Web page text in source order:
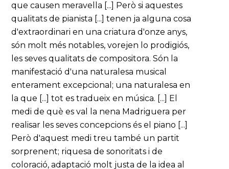
que causen meravella [...] Però si aquestes
qualitats de pianista [...] tenen ja alguna cosa
d'extraordinari en una criatura d'onze anys,
són molt més notables, vorejen lo prodigiós,
les seves qualitats de compositora. Són la
manifestació d'una naturalesa musical
enterament excepcional; una naturalesa en
la que [...] tot es tradueix en música. [...] El
medi de què es val la nena Madriguera per
realisar les seves concepcions és el piano [...]
Però d'aquest medi treu també un partit
sorprenent; riquesa de sonoritats i de
coloració, adaptació molt justa de la idea al